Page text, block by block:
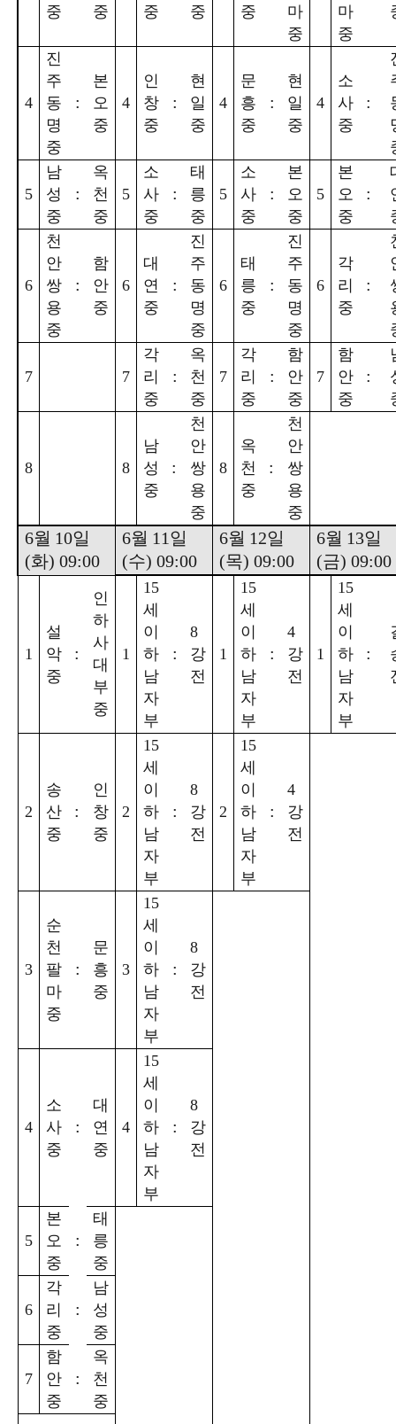
중
중
중
중
중
마
중
마
중
4
진
주
동
명
중
:
본
오
중
4
인
창
중
:
현
일
중
4
문
흥
중
:
현
일
중
4
소
사
중
:
5
남
성
중
:
옥
천
중
5
소
사
중
:
태
릉
중
5
소
사
중
:
본
오
중
5
본
오
중
:
6
천
안
쌍
용
중
:
함
안
중
6
대
연
중
:
진
주
동
명
중
6
태
릉
중
:
진
주
동
명
중
6
각
리
중
:
7 7
각
리
중
:
옥
천
중
7
각
리
중
:
함
안
중
7
함
안
중
:
8 8
남
성
중
:
천
안
쌍
용
중
8
옥
천
중
:
천
안
쌍
용
중
6월 10일
(화) 09:00
6월 11일
(수) 09:00
6월 12일
(목) 09:00
6월 13일
(금) 09:00
1
설
악
중
:
인
하
사
대
부
중
1
15
세
이
하
남
자
부
:
8
강
전
1
15
세
이
하
남
자
부
:
4
강
전
1
15
세
이
하
남
자
부
:
2
송
산
중
:
인
창
중
2
15
세
이
하
남
자
부
:
8
강
전
2
15
세
이
하
남
자
부
:
4
강
전
3
순
천
팔
마
중
:
문
흥
중
3
15
세
이
하
남
자
부
:
8
강
전
4
소
사
중
:
대
연
중
4
15
세
이
하
남
자
부
:
8
강
전
5
본
오
중
:
태
릉
중
6
각
리
중
:
남
성
중
7
함
안
중
:
옥
천
중